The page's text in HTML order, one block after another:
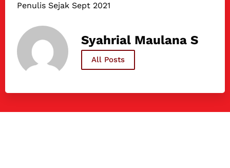
Penulis Sejak Sept 2021
Syahrial Maulana S
All Posts